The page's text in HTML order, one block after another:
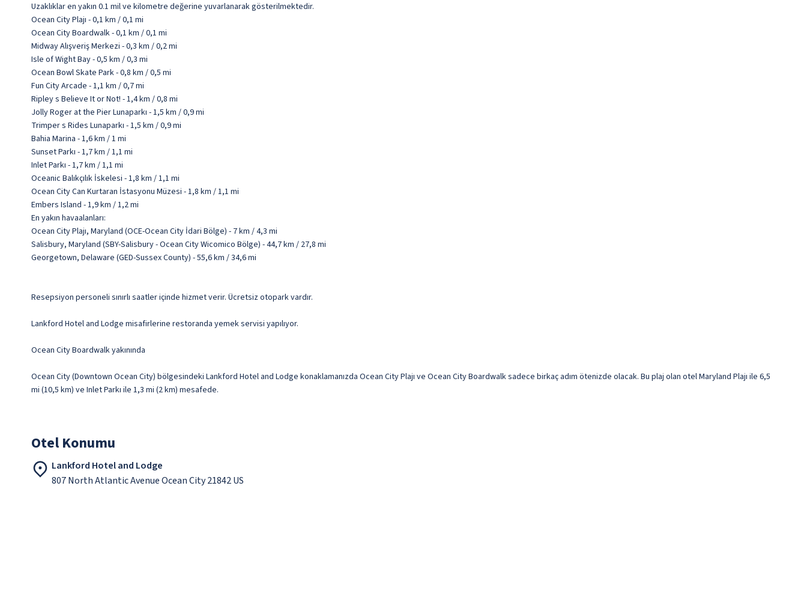
Uzaklıklar en yakın 0.1 mil ve kilometre değerine yuvarlanarak gösterilmektedir.
Ocean City Plajı - 0,1 km / 0,1 mi
Ocean City Boardwalk - 0,1 km / 0,1 mi
Midway Alışveriş Merkezi - 0,3 km / 0,2 mi
Isle of Wight Bay - 0,5 km / 0,3 mi
Ocean Bowl Skate Park - 0,8 km / 0,5 mi
Fun City Arcade - 1,1 km / 0,7 mi
Ripley s Believe It or Not! - 1,4 km / 0,8 mi
Jolly Roger at the Pier Lunaparkı - 1,5 km / 0,9 mi
Trimper s Rides Lunaparkı - 1,5 km / 0,9 mi
Bahia Marina - 1,6 km / 1 mi
Sunset Parkı - 1,7 km / 1,1 mi
Inlet Parkı - 1,7 km / 1,1 mi
Oceanic Balıkçılık İskelesi - 1,8 km / 1,1 mi
Ocean City Can Kurtaran İstasyonu Müzesi - 1,8 km / 1,1 mi
Embers Island - 1,9 km / 1,2 mi
En yakın havaalanları:
Ocean City Plajı, Maryland (OCE-Ocean City İdari Bölge) - 7 km / 4,3 mi
Salisbury, Maryland (SBY-Salisbury - Ocean City Wicomico Bölge) - 44,7 km / 27,8 mi
Georgetown, Delaware (GED-Sussex County) - 55,6 km / 34,6 mi
Resepsiyon personeli sınırlı saatler içinde hizmet verir. Ücretsiz otopark vardır.
Lankford Hotel and Lodge misafirlerine restoranda yemek servisi yapılıyor.
Ocean City Boardwalk yakınında
Ocean City (Downtown Ocean City) bölgesindeki Lankford Hotel and Lodge konaklamanızda Ocean City Plajı ve Ocean City Boardwalk sadece birkaç adım ötenizde olacak. Bu plaj olan otel Maryland Plajı ile 6,5
mi (10,5 km) ve Inlet Parkı ile 1,3 mi (2 km) mesafede.
Otel Konumu
Lankford Hotel and Lodge
807 North Atlantic Avenue Ocean City 21842 US